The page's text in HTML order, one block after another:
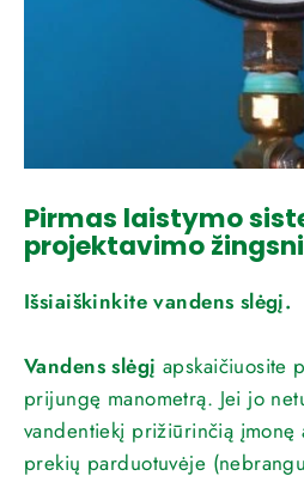
Pirmas laistymo
projektavimo
Išsiaiškinkite vandens slėgį.
Vandens slėgį apskaičiuosite
prijungę manometrą. Jei jo
vandentiekį prižiūrinčią
prekių parduotuvėje